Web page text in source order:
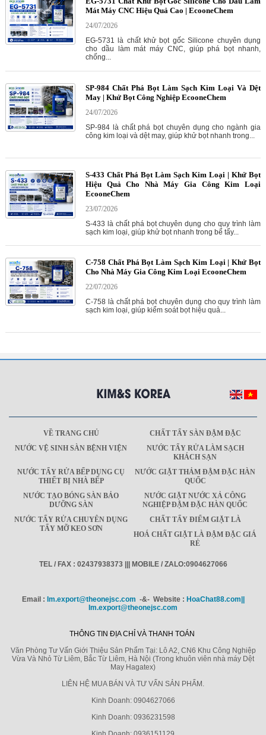
Mát Máy CNC Hiệu Quả Cao | EcooneChem
24/07/2026
EG-5731 là chất khử bọt gốc Silicone chuyên dụng
cho dầu làm mát máy CNC, giúp phá bọt nhanh,
chống...
SP-984 Chất Phá Bọt Làm Sạch Kim Loại Và Dệt
May | Khử Bọt Công Nghiệp EcooneChem
24/07/2026
SP-984 là chất phá bọt chuyên dụng cho ngành gia
công kim loại và dệt may, giúp khử bọt nhanh trong...
S-433 Chất Phá Bọt Làm Sạch Kim Loại | Khử Bọt
Hiệu Quả Cho Nhà Máy Gia Công Kim Loại
EcooneChem
23/07/2026
S-433 là chất phá bọt chuyên dụng cho quy trình làm
sạch kim loại, giúp khử bọt nhanh trong bể tẩy...
C-758 Chất Phá Bọt Làm Sạch Kim Loại | Khử Bọt
Cho Nhà Máy Gia Công Kim Loại EcooneChem
22/07/2026
C-758 là chất phá bọt chuyên dụng cho quy trình làm
sạch kim loại, giúp kiểm soát bọt hiệu quả...
VỀ TRANG CHỦ
CHẤT TẨY SÀN ĐẬM ĐẶC
NƯỚC VỆ SINH SÀN BỆNH VIỆN
NƯỚC TẨY RỬA LÀM SẠCH
KHÁCH SẠN
NƯỚC TẨY RỬA BẾP DỤNG CỤ
THIẾT BỊ NHÀ BẾP
NƯỚC GIẶT THẢM ĐẬM ĐẶC HÀN
QUỐC
NƯỚC TẠO BÓNG SÀN BẢO
DƯỠNG SÀN
NƯỚC GIẶT NƯỚC XẢ CÔNG
NGHIỆP ĐẬM ĐẶC HÀN QUỐC
NƯỚC TẨY RỬA CHUYÊN DỤNG
TẨY MỠ KEO SƠN
CHẤT TẨY ĐIỂM GIẶT LÀ
HOÁ CHẤT GIẶT LÀ ĐẬM ĐẶC GIÁ
RẺ
TEL / FAX : 02437938373 ||| MOBILE / ZALO:0904627066
Email : Im.export@theonejsc.com -&- Website : HoaChat88.com||
Im.export@theonejsc.com
THÔNG TIN ĐỊA CHỈ VÀ THANH TOÁN
Văn Phòng Tư Vấn Giới Thiệu Sản Phẩm Tại: Lô A2, CN6 Khu Công Nghiệp
Vừa Và Nhỏ Từ Liêm, Bắc Từ Liêm, Hà Nội (Trong khuôn viên nhà máy Dệt
May Hagatex)
LIÊN HỆ MUA BÁN VÀ TƯ VẤN SẢN PHẨM.
Kinh Doanh: 0904627066
Kinh Doanh: 0936231598